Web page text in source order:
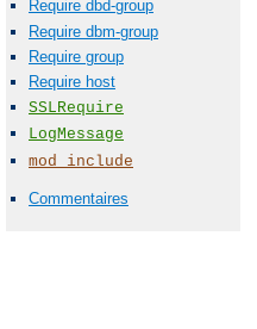
Require dbd-group
Require dbm-group
Require group
Require host
SSLRequire
LogMessage
mod_include
Commentaires